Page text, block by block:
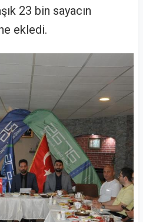
23 bin sayacın
ekledi.